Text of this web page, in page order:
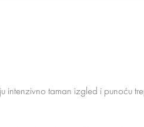
intenzivno taman izgled i punoću